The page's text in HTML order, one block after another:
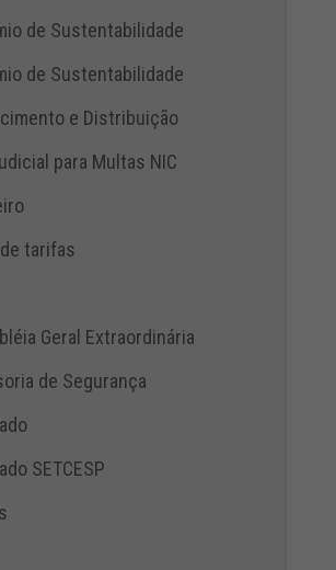
de Sustentabilidade
de Sustentabilidade
e Distribuição
para Multas NIC
tarifas
Geral Extraordinária
de Segurança
SETCESP